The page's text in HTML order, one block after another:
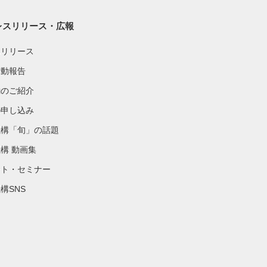
スリリース・広報
リース
報告
ご紹介
し込み
「旬」の話題
動画集
・セミナー
SNS